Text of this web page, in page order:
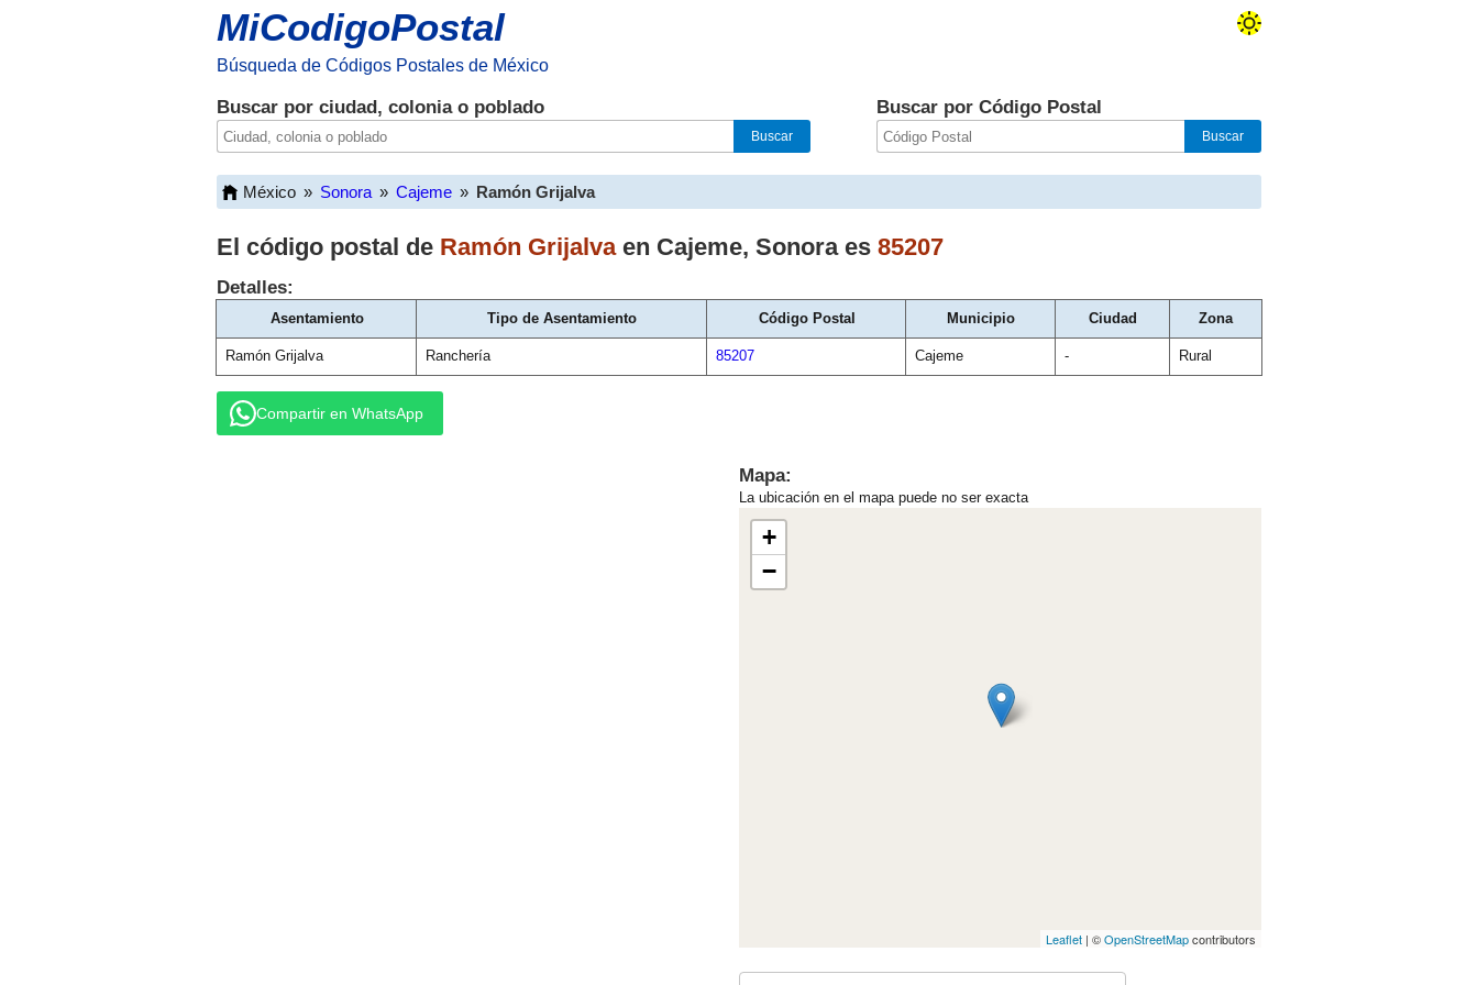
MiCodigoPostal
Búsqueda de Códigos Postales de México
Buscar por ciudad, colonia o poblado Buscar por Código Postal
México » Sonora » Cajeme » Ramón Grijalva
El código postal de Ramón Grijalvaen Cajeme, Sonoraes 85207
Detalles:
Asentamiento Tipo de Asentamiento Código Postal Municipio Ciudad Zona
Ramón Grijalva Ranchería 85207 Cajeme - Rural
Compartir en WhatsApp
Mapa:
La ubicación en el mapa puede no ser exacta
+
−
Leaflet | ©OpenStreetMapcontributors